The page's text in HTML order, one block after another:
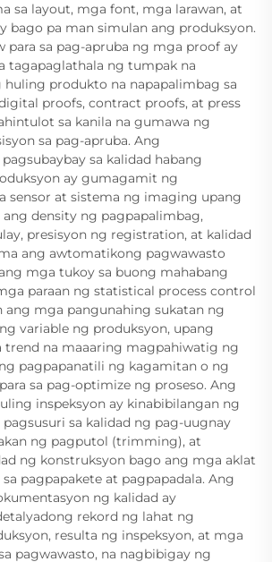
sa layout, mga font, mga larawan, at
bago pa man simulan ang produksyon.
para sa pag-apruba ng mga proof ay
tagapaglathala ng tumpak na
huling produkto na napapalimbag sa
proofs, contract proofs, at press
sa kanila na gumawa ng
sa pag-apruba. Ang
sa kalidad habang
ay gumagamit ng
sensor at sistema ng imaging upang
density ng pagpapalimbag,
presisyon ng registration, at kalidad
ang awtomatikong pagwawasto
mga tukoy sa buong mahabang
paraan ng statistical process control
ang mga pangunahing sukatan ng
variable ng produksyon, upang
trend na maaaring magpahiwatig ng
pagpapanatili ng kagamitan o ng
sa pag-optimize ng proseso. Ang
inspeksyon ay kinabibilangan ng
sa kalidad ng pag-uugnay
ng pagputol (trimming), at
ng konstruksyon bago ang mga aklat
pagpapakete at pagpapadala. Ang
ng kalidad ay
rekord ng lahat ng
resulta ng inspeksyon, at mga
pagwawasto, na nagbibigay ng